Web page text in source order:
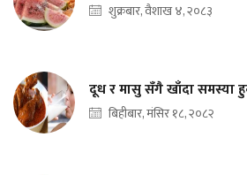
शुक्रबार, वैशाख ४, २०८३
दूध र मासु सँगै खाँदा समस्या
बिहीबार, मंसिर १८, २०८२